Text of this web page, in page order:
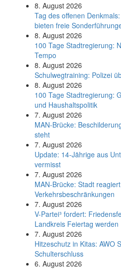
8. August 2026
Tag des offenen
bieten freie
8. August 2026
100 Tage Stadtregierung:
Tempo
8. August 2026
Schul­weg­trai­ning: Poli­zei
8. August 2026
100 Tage Stadtregierung:
und Haushaltspolitik
7. August 2026
MAN-Brücke:
steht
7. August 2026
Update: 14-Jährige aus
vermisst
7. August 2026
MAN-Brücke: Stadt
Verkehrsbeschränkungen
7. August 2026
V-Partei­³ fordert:
Land­kreis Feier­tag werden
7. August 2026
Hitzeschutz in Kitas: AWO
Schulterschluss
6. August 2026